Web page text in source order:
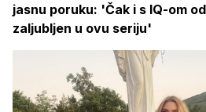
jasnu poruku: 'Čak i s IQ-om
zaljubljen u ovu seriju'